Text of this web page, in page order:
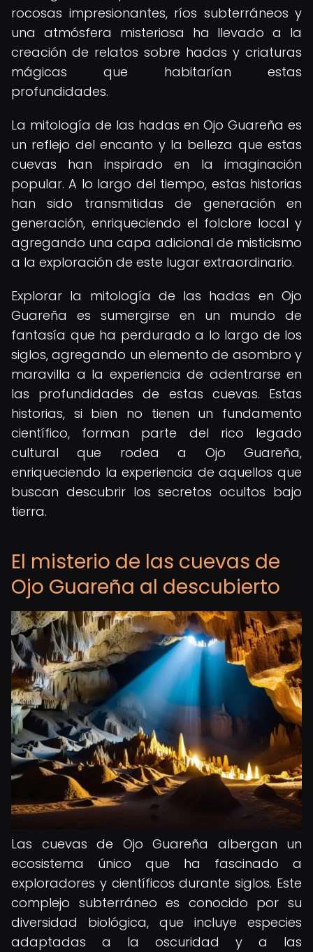
rocosas impresionantes, ríos subterráneos y
una atmósfera misteriosa ha llevado a la
creación de relatos sobre hadas y criaturas
mágicas que habitarían estas
profundidades.
La mitología de las hadas en Ojo Guareña es
un reflejo del encanto y la belleza que estas
cuevas han inspirado en la imaginación
popular. A lo largo del tiempo, estas historias
han sido transmitidas de generación en
generación, enriqueciendo el folclore local y
agregando una capa adicional de misticismo
a la exploración de este lugar extraordinario.
Explorar la mitología de las hadas en Ojo
Guareña es sumergirse en un mundo de
fantasía que ha perdurado a lo largo de los
siglos, agregando un elemento de asombro y
maravilla a la experiencia de adentrarse en
las profundidades de estas cuevas. Estas
historias, si bien no tienen un fundamento
científico, forman parte del rico legado
cultural que rodea a Ojo Guareña,
enriqueciendo la experiencia de aquellos que
buscan descubrir los secretos ocultos bajo
tierra.
El misterio de las cuevas de
Ojo Guareña al descubierto
Las cuevas de Ojo Guareña albergan un
ecosistema único que ha fascinado a
exploradores y científicos durante siglos. Este
complejo subterráneo es conocido por su
diversidad biológica, que incluye especies
adaptadas a la oscuridad y a las